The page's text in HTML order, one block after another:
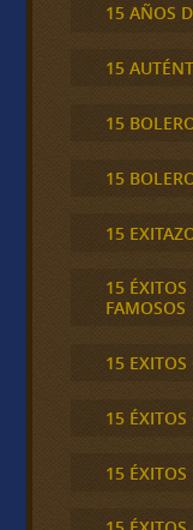
15 AÑOS
15
15
15
15
15 ÉXITOS
FAMOSOS
15 EXITOS
15 ÉXITOS
15 ÉXITOS